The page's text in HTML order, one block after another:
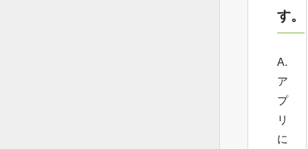
す。
A.
ア
プ
リ
に